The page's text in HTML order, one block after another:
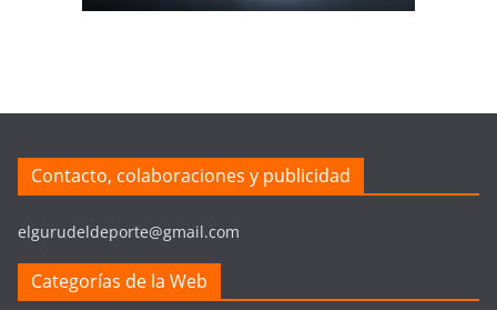
Contacto, colaboraciones y publicidad
elgurudeldeporte@gmail.com
Categorías de la Web